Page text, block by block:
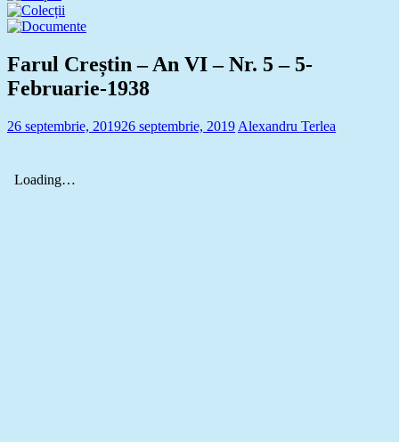
Farul Creștin – An VI – Nr. 5 – 5-
Februarie-1938
26 septembrie, 201926 septembrie, 2019 Alexandru Terlea